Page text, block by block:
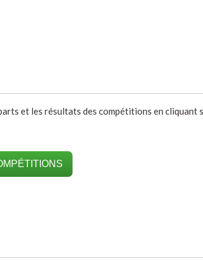
et les résultats des compétitions en cliquant